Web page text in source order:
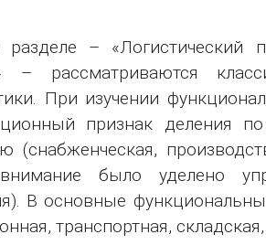
– «Логистический
– рассматриваются
При изучении
признак деления
(снабженческая,
было уделено
В основные
транспортная,